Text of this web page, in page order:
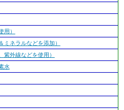
）
ネラルなどを添加）
外線などを使用）
水